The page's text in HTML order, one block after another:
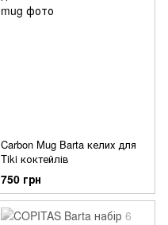
Carbon Mug Barta келих для
Tiki коктейлів
750 грн